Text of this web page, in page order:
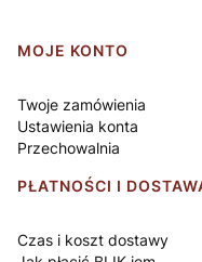
Linki w stopce
MOJE KONTO
Twoje zamówienia
Ustawienia konta
Przechowalnia
PŁATNOŚCI I
Czas i koszt dostawy